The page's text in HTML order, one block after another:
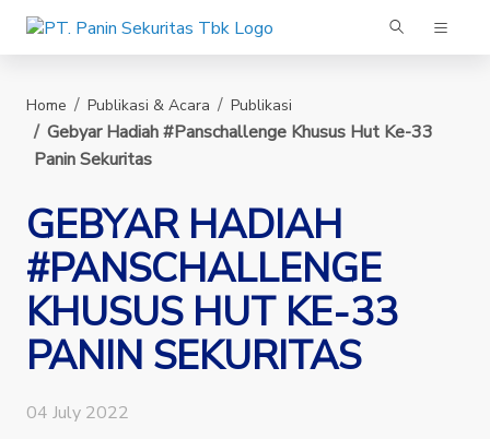
Panin Sekuritas
Home Publikasi & Acara Publikasi
Gebyar Hadiah #panschallenge Khusus Hut Ke-33
Panin Sekuritas
GEBYAR HADIAH
#PANSCHALLENGE
KHUSUS HUT KE-33
PANIN SEKURITAS
04 July 2022